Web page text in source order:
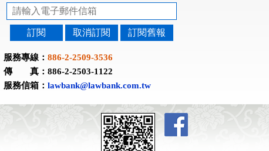
訂閱 取消訂閱 訂閱舊報
服務專線： 886-2-2509-3536
傳 真：886-2-2503-1122
服務信箱： lawbank@lawbank.com.tw